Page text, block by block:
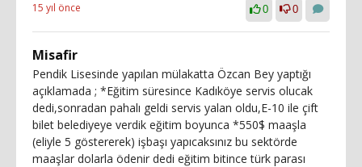
15 yıl önce 0 0
Misafir
Pendik Lisesinde yapılan mülakatta Özcan Bey yaptığı
açıklamada ; *Eğitim süresince Kadıköye servis olucak
dedi,sonradan pahalı geldi servis yalan oldu,E-10 ile çift
bilet belediyeye verdik eğitim boyunca *550$ maaşla
(eliyle 5 göstererek) işbaşı yapıcaksınız bu sektörde
maaşlar dolarla ödenir dedi eğitim bitince türk parası